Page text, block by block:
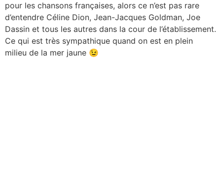
pour les chansons françaises, alors ce n’est pas rare
d’entendre Céline Dion, Jean-Jacques Goldman, Joe
Dassin et tous les autres dans la cour de l’établissement.
Ce qui est très sympathique quand on est en plein
milieu de la mer jaune 😉